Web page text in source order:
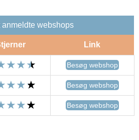
anmeldte webshops
Link
Besøg webshop
Besøg webshop
Besøg webshop